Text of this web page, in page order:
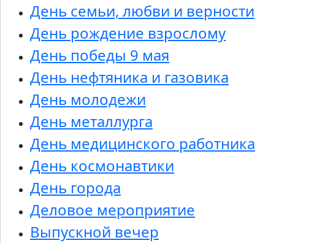
День семьи, любви и верности
День рождение взрослому
День победы 9 мая
День нефтяника и газовика
День молодежи
День металлурга
День медицинского работника
День космонавтики
День города
Деловое мероприятие
Выпускной вечер